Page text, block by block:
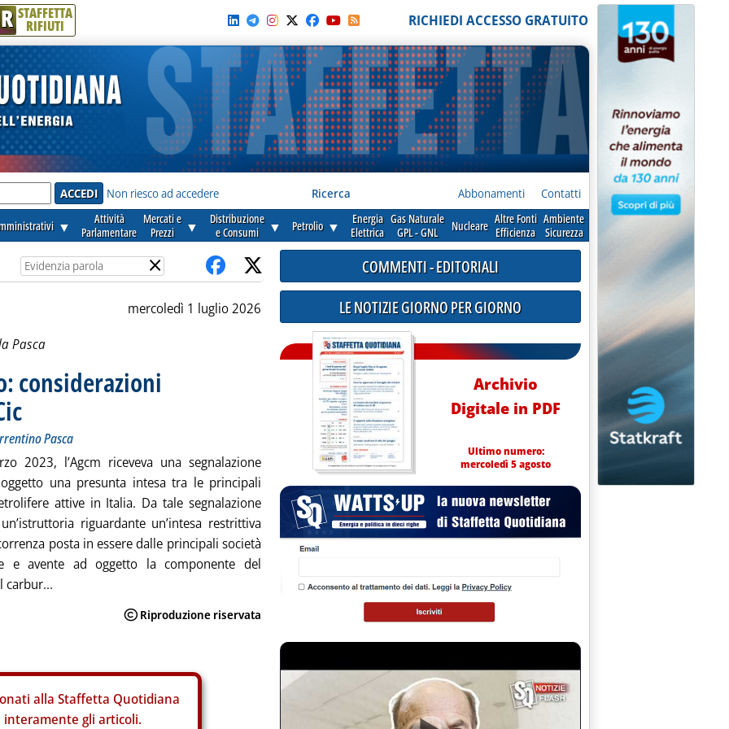
R STAFFETTA
RIFIUTI RICHIEDI ACCESSO GRATUITO
Non riesco ad accedere Ricerca Abbonamenti Contatti
▼
Attività
Parlamentare
Mercati e
Prezzi
▼
Distribuzione
e Consumi
▼ Petrolio ▼
Energia
Elettrica
Gas Naturale
GPL - GNL
Nucleare Altre Fonti
Efficienza
Ambiente
Sicurezza
×
mercoledì 1 luglio 2026
Pasca
considerazioni
Pasca
2023, l’Agcm riceveva una segnalazione
una presunta intesa tra le principali
attive in Italia. Da tale segnalazione
riguardante un’intesa restrittiva
posta in essere dalle principali società
e avente ad oggetto la componente del
carbur...
alla Staffetta Quotidiana
interamente gli articoli.
COMMENTI - EDITORIALI
LE NOTIZIE GIORNO PER GIORNO
Archivio
Digitale in PDF
Ultimo numero:
mercoledì 5 agosto